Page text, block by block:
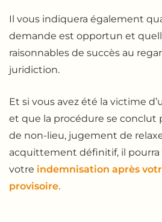
Il vous indiquera également
demande est opportun et
raisonnables de succès au
juridiction.
Et si vous avez été la victime
et que la procédure se conclut
de non-lieu, jugement de
acquittement définitif, il pourra
votre indemnisation après
provisoire.